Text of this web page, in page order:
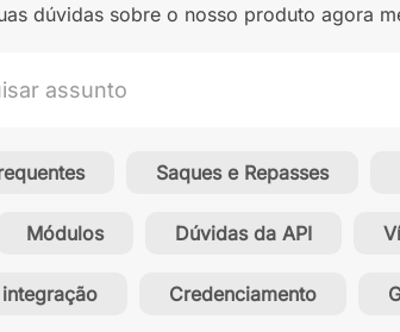
dúvidas sobre o nosso produto agora
Saques e Repasses
Módulos Dúvidas da API
Credenciamento